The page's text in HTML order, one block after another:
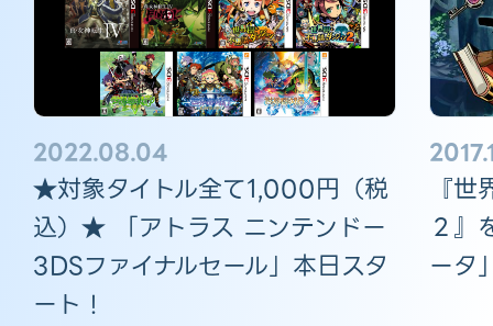
2022.08.04
★対象タイトル全て1,000円（税
込）★ 「アトラス ニンテンドー
3DSファイナルセール」本日スタ
ート！
『
２』
ータ